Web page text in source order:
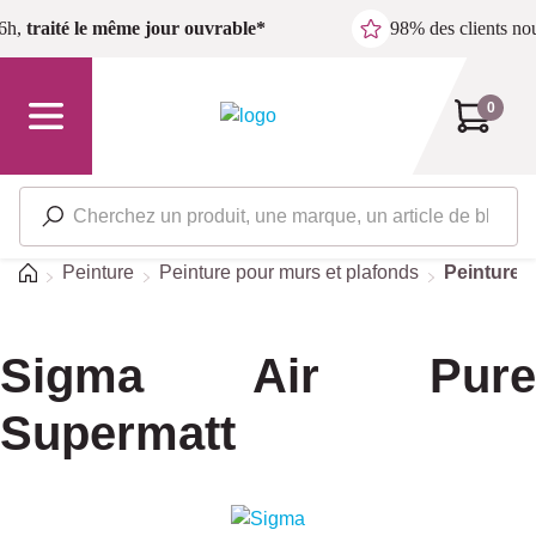
Passer au contenu principal
traité le même jour ouvrable* 98% des clients
0
Accueil
Peinture Peinture pour murs et plafonds Peinture
Sigma Air Pure
Supermatt